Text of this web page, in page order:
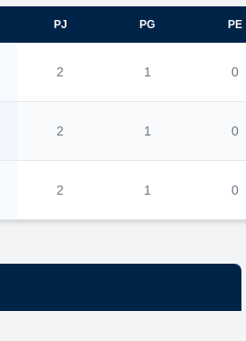
PJ PG PE
2 1 0
2 1 0
2 1 0